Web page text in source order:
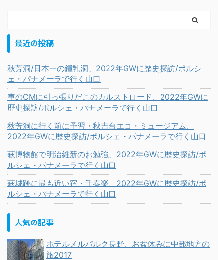
最近の投稿
秋芳洞/日本一の鍾乳洞、2022年GWに歴史探訪/ポルシ
ェ・パナメーラで行く山口
車のCMに引っ張りだこのカルストロード、2022年GWに
歴史探訪/ポルシェ・パナメーラで行く山口
秋芳洞に行く前に予習・秋吉台エコ・ミュージアム、
2022年GWに歴史探訪/ポルシェ・パナメーラで行く山口
萩博物館で明治維新のお勉強、2022年GWに歴史探訪/ポ
ルシェ・パナメーラで行く山口
萩城跡に最も近い宿・千春楽、2022年GWに歴史探訪/ポ
ルシェ・パナメーラで行く山口
人気の記事
ホテルメルパルク長野、お盆休みに中部地方の
旅2017